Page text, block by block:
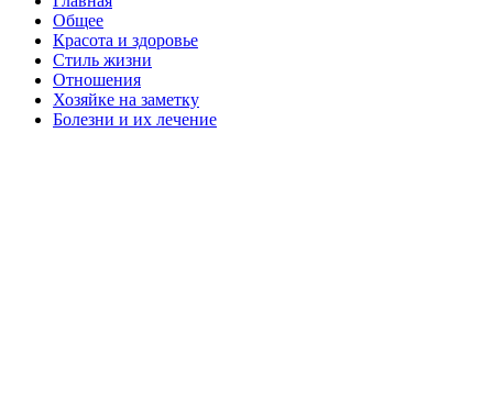
Общее
Красота и здоровье
Стиль жизни
Отношения
Хозяйке на заметку
Болезни и их лечение